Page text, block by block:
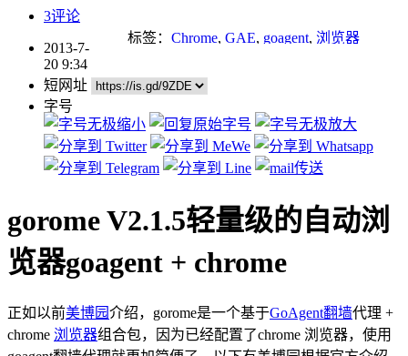
3评论
标签： Chrome, GAE, goagent, 浏览器
2013-7-
20 9:34
短网址
字号
gorome V2.1.5轻量级的自动浏
览器goagent + chrome
正如以前美博园介绍，gorome是一个基于GoAgent翻墙代理 +
chrome 浏览器组合包，因为已经配置了chrome 浏览器，使用